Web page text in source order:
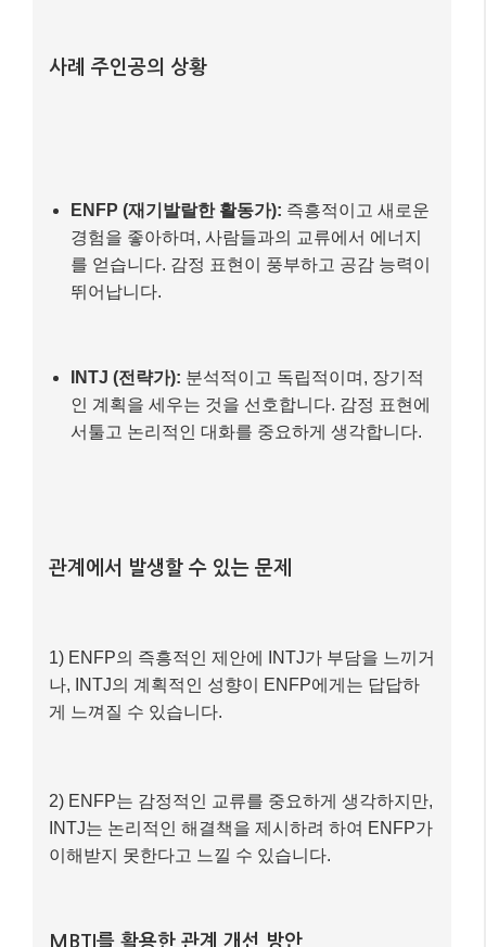
사례 주인공의 상황
ENFP (재기발랄한 활동가): 즉흥적이고 새로운
경험을 좋아하며, 사람들과의 교류에서 에너지
를 얻습니다. 감정 표현이 풍부하고 공감 능력이
뛰어납니다.
INTJ (전략가): 분석적이고 독립적이며, 장기적
인 계획을 세우는 것을 선호합니다. 감정 표현에
서툴고 논리적인 대화를 중요하게 생각합니다.
관계에서 발생할 수 있는 문제
1) ENFP의 즉흥적인 제안에 INTJ가 부담을 느끼거
나, INTJ의 계획적인 성향이 ENFP에게는 답답하
게 느껴질 수 있습니다.
2) ENFP는 감정적인 교류를 중요하게 생각하지만,
INTJ는 논리적인 해결책을 제시하려 하여 ENFP가
이해받지 못한다고 느낄 수 있습니다.
MBTI를 활용한 관계 개선 방안